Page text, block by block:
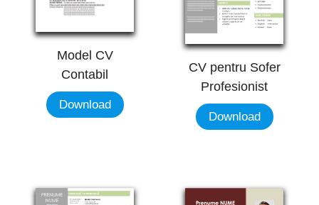
Model CV
Contabil
Download
CV pentru Sofer
Profesionist
Download